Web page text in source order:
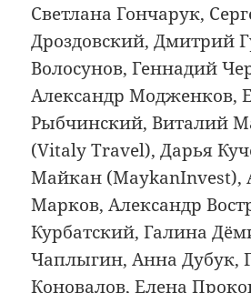
Светлана Гончарук,
Дроздовский, Дмитрий
Волосунов, Геннадий
Александр Модженков,
Рыбчинский, Виталий
(Vitaly Travel), Дарья
Майкан (MaykanInvest),
Марков, Александр
Курбатский, Галина
Чаплыгин, Анна Дубук,
Коновалов, Елена